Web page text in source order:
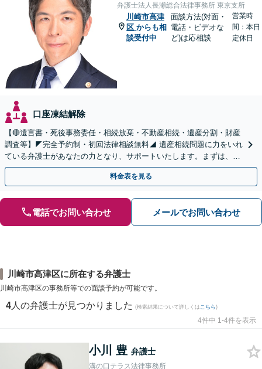
弁護士法人長瀬総合法律事務所 東京支所
川崎市高津
区 からも相
談受付中
面談方法(対面・
電話・ビデオな
ど)は応相談
営業時
間：本日
定休日
口座凍結解除
【🔴遺言書・死後事務委任・相続放棄・不動産相続・遺産分割・財産
調査等】◤完全予約制・初回法律相談無料◢ 遺産相続問題に力をいれ
ている弁護士があなたの力となり、サポートいたします。まずは、お
気軽にお問い合わせください。
料金表を見る
電話でお問い合わせ メールでお問い合わせ
川崎市高津区に所在する弁護士
川崎市高津区の事務所等での面談予約が可能です。
4 人の弁護士が見つかりました (検索結果について詳しくは こちら)
4件中 1-4件を表示
小川 豊 弁護士
溝の口テラス法律事務所